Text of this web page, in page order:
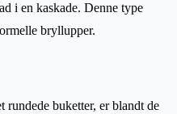
i en kaskade. Denne type
bryllupper.
rundede buketter, er blandt de